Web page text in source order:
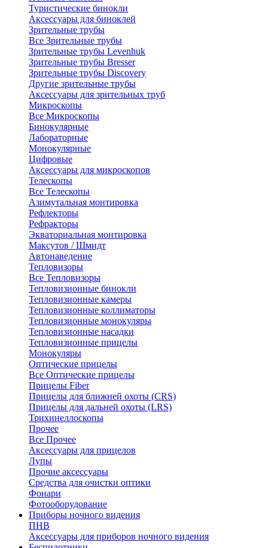
Туристические бинокли
Аксессуары для биноклей
Зрительные трубы
Все Зрительные трубы
Зрительные трубы Levenhuk
Зрительные трубы Bresser
Зрительные трубы Discovery
Другие зрительные трубы
Аксессуары для зрительных труб
Микроскопы
Все Микроскопы
Бинокулярные
Лабораторные
Монокулярные
Цифровые
Аксессуары для микроскопов
Телескопы
Все Телескопы
Азимутальная монтировка
Рефлекторы
Рефракторы
Экваториальная монтировка
Максутов / Шмидт
Автонаведение
Тепловизоры
Все Тепловизоры
Тепловизионные бинокли
Тепловизионные камеры
Тепловизионные коллиматоры
Тепловизионные монокуляры
Тепловизионные насадки
Тепловизионные прицелы
Монокуляры
Оптические прицелы
Все Оптические прицелы
Прицелы Fiber
Прицелы для ближней охоты (CRS)
Прицелы для дальней охоты (LRS)
Трихинеллоскопы
Прочее
Все Прочее
Аксессуары для прицелов
Лупы
Прочие аксессуары
Средства для очистки оптики
Фонари
Фотооборудование
Приборы ночного видения
ПНВ
Аксессуары для приборов ночного видения